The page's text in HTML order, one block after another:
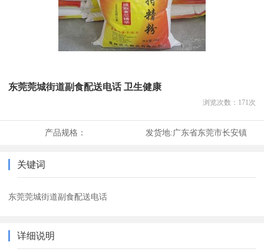
东莞莞城街道副食配送电话 卫生健康
浏览次数： 171 次
产品规格： 发货地:广东省东莞市长安镇
关键词
东莞莞城街道副食配送电话
详细说明